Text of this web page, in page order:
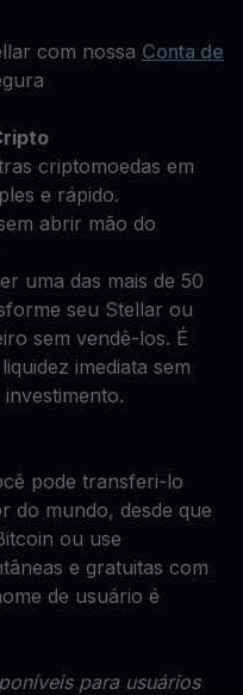
com nossa Conta de
criptomoedas em
e rápido.
abrir mão do
uma das mais de 50
seu Stellar ou
sem vendê-los. É
imediata sem
pode transferi-lo
do mundo, desde que
ou use
e gratuitas com
de usuário é
para usuários